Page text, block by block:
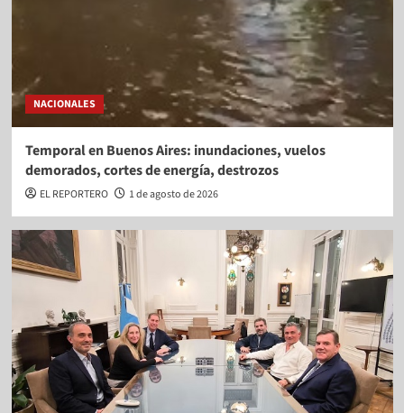
NACIONALES
Temporal en Buenos Aires: inundaciones, vuelos
demorados, cortes de energía, destrozos
EL REPORTERO 1 de agosto de 2026